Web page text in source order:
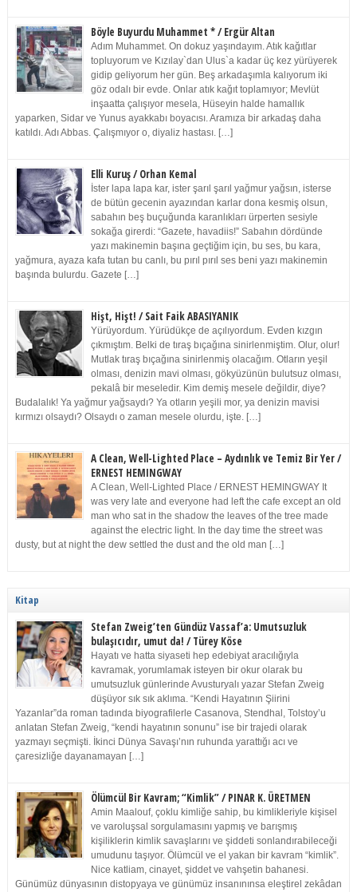
Böyle Buyurdu Muhammet * / Ergür Altan
Adım Muhammet. On dokuz yaşındayım. Atık kağıtlar
topluyorum ve Kızılay`dan Ulus`a kadar üç kez yürüyerek
gidip geliyorum her gün. Beş arkadaşımla kalıyorum iki
göz odalı bir evde. Onlar atık kağıt toplamıyor; Mevlüt
inşaatta çalışıyor mesela, Hüseyin halde hamallık
yaparken, Sidar ve Yunus ayakkabı boyacısı. Aramıza bir arkadaş daha
katıldı. Adı Abbas. Çalışmıyor o, diyaliz hastası. […]
Elli Kuruş / Orhan Kemal
İster lapa lapa kar, ister şarıl şarıl yağmur yağsın, isterse
de bütün gecenin ayazından karlar dona kesmiş olsun,
sabahın beş buçuğunda karanlıkları ürperten sesiyle
sokağa girerdi: “Gazete, havadiis!” Sabahın dördünde
yazı makinemin başına geçtiğim için, bu ses, bu kara,
yağmura, ayaza kafa tutan bu canlı, bu pırıl pırıl ses beni yazı makinemin
başında bulurdu. Gazete […]
Hişt, Hişt! / Sait Faik ABASIYANIK
Yürüyordum. Yürüdükçe de açılıyordum. Evden kızgın
çıkmıştım. Belki de tıraş bıçağına sinirlenmiştim. Olur, olur!
Mutlak tıraş bıçağına sinirlenmiş olacağım. Otların yeşil
olması, denizin mavi olması, gökyüzünün bulutsuz olması,
pekalâ bir meseledir. Kim demiş mesele değildir, diye?
Budalalık! Ya yağmur yağsaydı? Ya otların yeşili mor, ya denizin mavisi
kırmızı olsaydı? Olsaydı o zaman mesele olurdu, işte. […]
A Clean, Well-Lighted Place – Aydınlık ve Temiz Bir Yer /
ERNEST HEMINGWAY
A Clean, Well-Lighted Place / ERNEST HEMINGWAY It
was very late and everyone had left the cafe except an old
man who sat in the shadow the leaves of the tree made
against the electric light. In the day time the street was
dusty, but at night the dew settled the dust and the old man […]
Kitap
Stefan Zweig’ten Gündüz Vassaf’a: Umutsuzluk
bulaşıcıdır, umut da! / Türey Köse
Hayatı ve hatta siyaseti hep edebiyat aracılığıyla
kavramak, yorumlamak isteyen bir okur olarak bu
umutsuzluk günlerinde Avusturyalı yazar Stefan Zweig
düşüyor sık sık aklıma. “Kendi Hayatının Şiirini
Yazanlar”da roman tadında biyografilerle Casanova, Stendhal, Tolstoy’u
anlatan Stefan Zweig, “kendi hayatının sonunu” ise bir trajedi olarak
yazmayı seçmişti. İkinci Dünya Savaşı’nın ruhunda yarattığı acı ve
çaresizliğe dayanamayan […]
Ölümcül Bir Kavram; “Kimlik” / PINAR K. ÜRETMEN
Amin Maalouf, çoklu kimliğe sahip, bu kimlikleriyle kişisel
ve varoluşsal sorgulamasını yapmış ve barışmış
kişiliklerin kimlik savaşlarını ve şiddeti sonlandırabileceği
umudunu taşıyor. Ölümcül ve el yakan bir kavram “kimlik”.
Nice katliam, cinayet, şiddet ve vahşetin bahanesi.
Günümüz dünyasının distopyaya ve günümüz insanınınsa eleştirel zekâdan